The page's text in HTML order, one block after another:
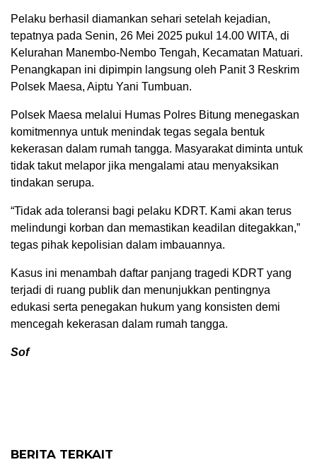
Pelaku berhasil diamankan sehari setelah kejadian,
tepatnya pada Senin, 26 Mei 2025 pukul 14.00 WITA, di
Kelurahan Manembo-Nembo Tengah, Kecamatan Matuari.
Penangkapan ini dipimpin langsung oleh Panit 3 Reskrim
Polsek Maesa, Aiptu Yani Tumbuan.
Polsek Maesa melalui Humas Polres Bitung menegaskan
komitmennya untuk menindak tegas segala bentuk
kekerasan dalam rumah tangga. Masyarakat diminta untuk
tidak takut melapor jika mengalami atau menyaksikan
tindakan serupa.
“Tidak ada toleransi bagi pelaku KDRT. Kami akan terus
melindungi korban dan memastikan keadilan ditegakkan,”
tegas pihak kepolisian dalam imbauannya.
Kasus ini menambah daftar panjang tragedi KDRT yang
terjadi di ruang publik dan menunjukkan pentingnya
edukasi serta penegakan hukum yang konsisten demi
mencegah kekerasan dalam rumah tangga.
Sof
BERITA TERKAIT